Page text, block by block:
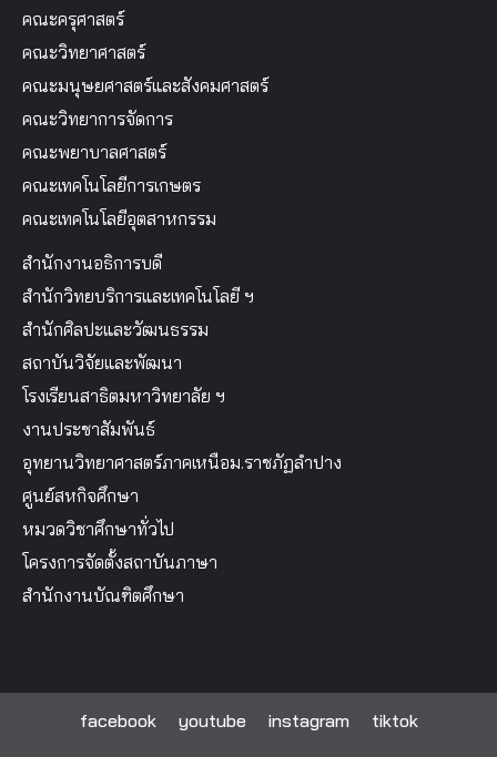
คณะครุศาสตร์
คณะวิทยาศาสตร์
คณะมนุษยศาสตร์และสังคมศาสตร์
คณะวิทยาการจัดการ
คณะพยาบาลศาสตร์
คณะเทคโนโลยีการเกษตร
คณะเทคโนโลยีอุตสาหกรรม
สำนักงานอธิการบดี
สำนักวิทยบริการและเทคโนโลยี ฯ
สำนักศิลปะและวัฒนธรรม
สถาบันวิจัยและพัฒนา
โรงเรียนสาธิตมหาวิทยาลัย ฯ
งานประชาสัมพันธ์
อุทยานวิทยาศาสตร์ภาคเหนือม.ราชภัฏลำปาง
ศูนย์สหกิจศึกษา
หมวดวิชาศึกษาทั่วไป
โครงการจัดตั้งสถาบันภาษา
สำนักงานบัณฑิตศึกษา
facebook youtube instagram tiktok